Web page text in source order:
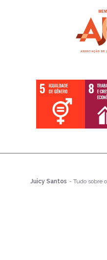
Juicy Santos - Tudo sobre